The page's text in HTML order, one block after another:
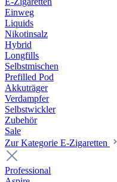
Einweg
Liquids
Nikotinsalz
Hybrid
Longfills
Selbstmischen
Prefilled Pod
Akkuträger
Verdampfer
Selbstwickler
Zubehör
Sale
Zur Kategorie E-Zigaretten
Professional